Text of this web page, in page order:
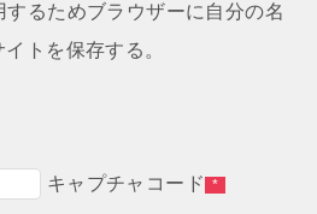
るためブラウザーに自分の名
トを保存する。
キャプチャコード *